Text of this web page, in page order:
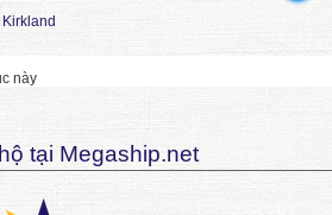
Kirkland
này
tại Megaship.net